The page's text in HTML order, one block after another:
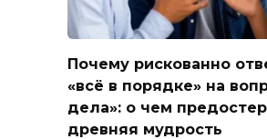
Почему рискованно
«всё в порядке» на
дела»: о чем
древняя мудрость